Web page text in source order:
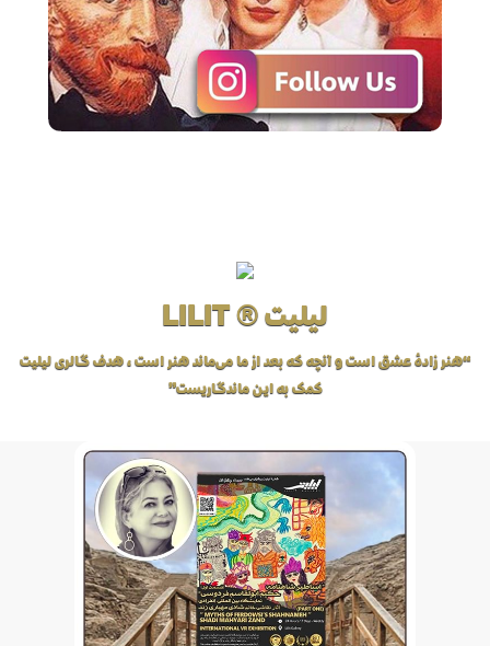
لیلیت ® LILIT
“هنر زادهٔ عشق است و آنچه که بعد از ما می‌ماند هنر است، هدف گالری لیلیت
کمک به این ماندگاریست”